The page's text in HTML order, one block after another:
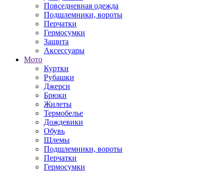
Повседневная одежда
Подшлемники, вороты
Перчатки
Гермосумки
Защита
Аксессуары
Мото
Куртки
Рубашки
Джерси
Брюки
Жилеты
Термобелье
Дождевики
Обувь
Шлемы
Подшлемники, вороты
Перчатки
Гермосумки